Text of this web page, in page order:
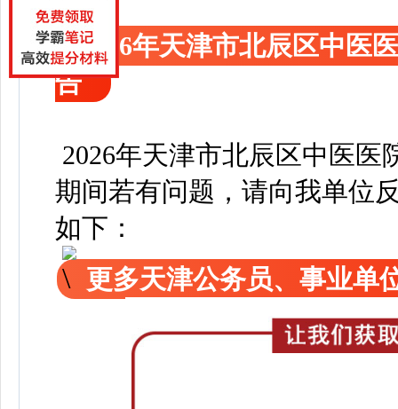
2026年天津市北辰区中医
告
2026年天津市北辰区中医
期间若有问题，请向我单位
如下：
更多天津公务员、事业单